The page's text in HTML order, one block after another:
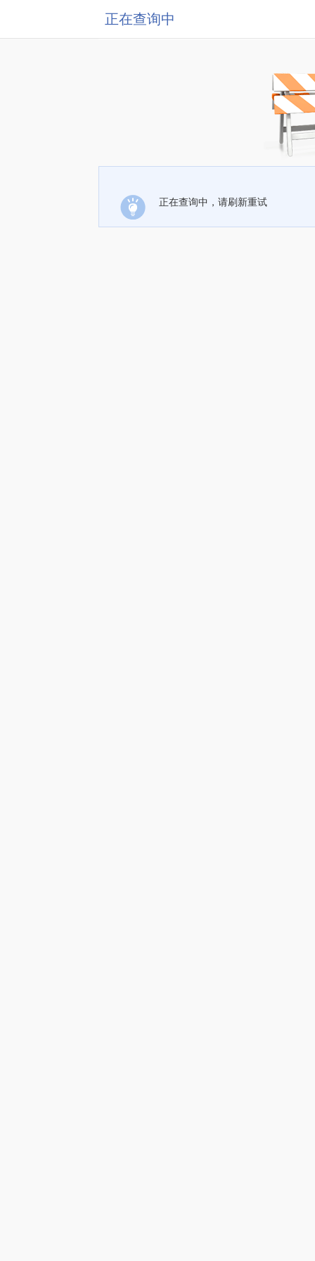
正在查询中
正在查询中，请刷新重试